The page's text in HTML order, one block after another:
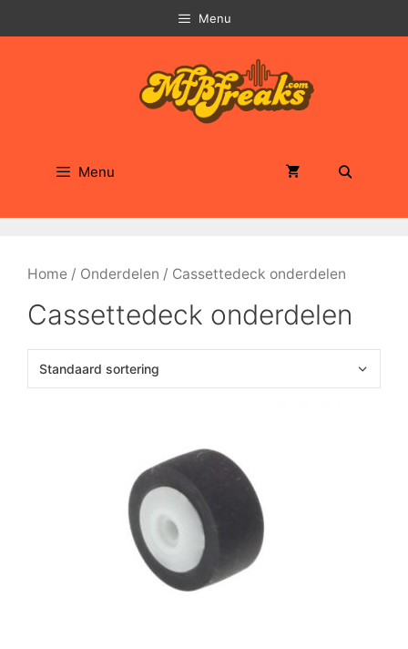
naar
Menu
Menu
Home / Onderdelen / Cassettedeck onderdelen
Cassettedeck onderdelen